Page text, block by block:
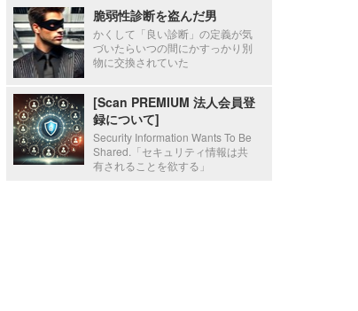
脆弱性診断を盗んだ男
かくして「良い診断」の定義が気
づいたらいつの間にかすっかり別
物に交換されていた
[Scan PREMIUM 法人会員登
録について]
Security Information Wants To Be
Shared.「セキュリティ情報は共
有されることを欲する」